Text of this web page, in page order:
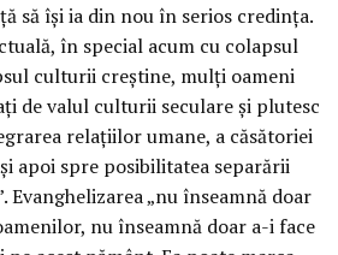
să îşi ia din nou în serios credinţa.
în special acum cu colapsul
culturii creştine, mulţi oameni
de valul culturii seculare şi plutesc
relaţiilor umane, a căsătoriei
apoi spre posibilitatea separării
Evanghelizarea „nu înseamnă doar
nu înseamnă doar a-i face